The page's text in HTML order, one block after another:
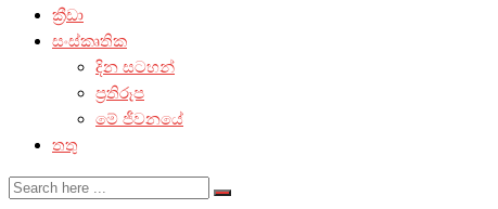
ක්‍රීඩා
සංස්කෘතික
දින සටහන්
ප්‍රතිරූප
මේ ජීවනයේ
තතු